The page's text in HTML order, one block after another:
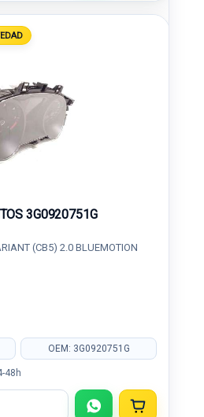
3G0920751G
(CB5) 2.0 BLUEMOTION
OEM: 3G0920751G
48h